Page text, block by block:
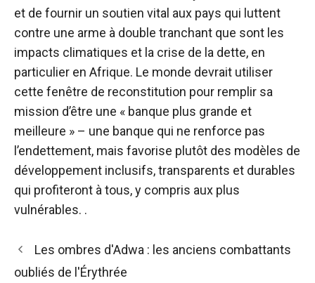
et de fournir un soutien vital aux pays qui luttent
contre une arme à double tranchant que sont les
impacts climatiques et la crise de la dette, en
particulier en Afrique. Le monde devrait utiliser
cette fenêtre de reconstitution pour remplir sa
mission d’être une « banque plus grande et
meilleure » – une banque qui ne renforce pas
l’endettement, mais favorise plutôt des modèles de
développement inclusifs, transparents et durables
qui profiteront à tous, y compris aux plus
vulnérables. .
Navigation
des
Les ombres d'Adwa : les anciens combattants
oubliés de l'Érythrée